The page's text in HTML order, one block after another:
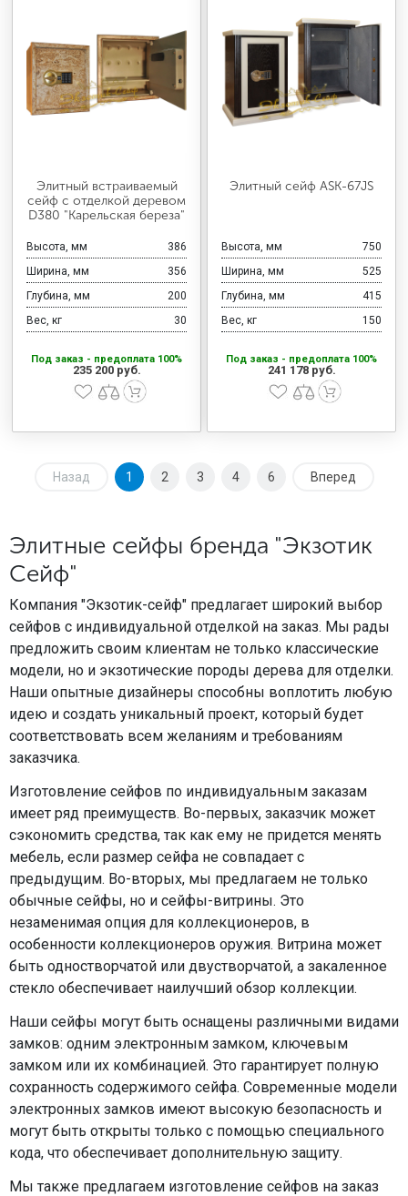
Элитный встраиваемый
сейф с отделкой деревом
D380 "Карельская береза"
Высота, мм
386
Ширина, мм
356
Глубина, мм
200
Вес, кг
30
Под заказ - предоплата 100%
235 200 руб.
Элитный сейф ASK-67JS
Высота, мм
750
Ширина, мм
525
Глубина, мм
415
Вес, кг
150
Под заказ - предоплата 100%
241 178 руб.
Назад 1 2 3 4 6 Вперед
Элитные сейфы бренда "Экзотик
Сейф"
Компания "Экзотик-сейф" предлагает широкий выбор
сейфов с индивидуальной отделкой на заказ. Мы рады
предложить своим клиентам не только классические
модели, но и экзотические породы дерева для отделки.
Наши опытные дизайнеры способны воплотить любую
идею и создать уникальный проект, который будет
соответствовать всем желаниям и требованиям
заказчика.
Изготовление сейфов по индивидуальным заказам
имеет ряд преимуществ. Во-первых, заказчик может
сэкономить средства, так как ему не придется менять
мебель, если размер сейфа не совпадает с
предыдущим. Во-вторых, мы предлагаем не только
обычные сейфы, но и сейфы-витрины. Это
незаменимая опция для коллекционеров, в
особенности коллекционеров оружия. Витрина может
быть одностворчатой или двустворчатой, а закаленное
стекло обеспечивает наилучший обзор коллекции.
Наши сейфы могут быть оснащены различными видами
замков: одним электронным замком, ключевым
замком или их комбинацией. Это гарантирует полную
сохранность содержимого сейфа. Современные модели
электронных замков имеют высокую безопасность и
могут быть открыты только с помощью специального
кода, что обеспечивает дополнительную защиту.
Мы также предлагаем изготовление сейфов на заказ